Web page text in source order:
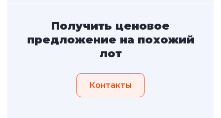
Получить ценовое
предложение на похожий
лот
Контакты